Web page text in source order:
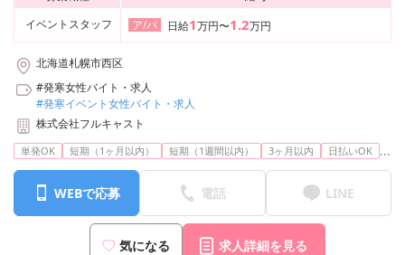
イベントスタッフ
ア/パ 日給1万円〜1.2万円
北海道札幌市西区
#発寒女性バイト・求人
#発寒イベント女性バイト・求人
株式会社フルキャスト
単発OK 短期（1ヶ月以内） 短期（1週間以内） 3ヶ月以内 日払いOK ...
WEBで応募 電話 LINE
気になる 求人詳細を見る